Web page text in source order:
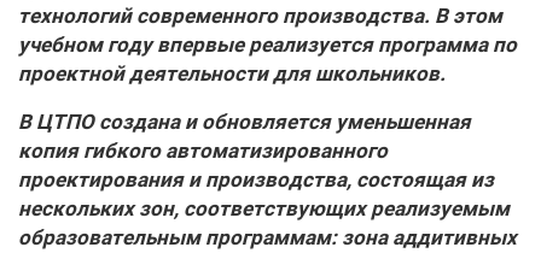
технологий современного производства. В этом
учебном году впервые реализуется программа по
проектной деятельности для школьников.
В ЦТПО создана и обновляется уменьшенная
копия гибкого автоматизированного
проектирования и производства, состоящая из
нескольких зон, соответствующих реализуемым
образовательным программам: зона аддитивных